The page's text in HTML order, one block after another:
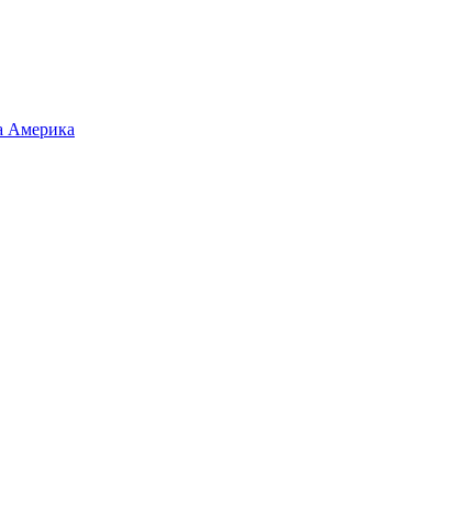
Америка